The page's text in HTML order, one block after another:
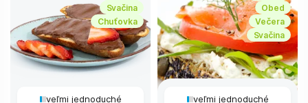
Svačina
Chuťovka
veľmi jednoduché
Obed
Večera
Svačina
veľmi jednoduché